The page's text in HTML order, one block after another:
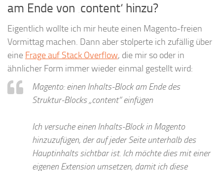
am Ende von ‚content‘ hinzu?
Eigentlich wollte ich mir heute einen Magento-freien
Vormittag machen. Dann aber stolperte ich zufällig über
eine Frage auf Stack Overflow, die mir so oder in
ähnlicher Form immer wieder einmal gestellt wird:
Magento: einen Inhalts-Block am Ende des
Struktur-Blocks „content“ einfügen
Ich versuche einen Inhalts-Block in Magento
hinzuzufügen, der auf jeder Seite unterhalb des
Hauptinhalts sichtbar ist. Ich möchte dies mit einer
eigenen Extension umsetzen, damit ich diese